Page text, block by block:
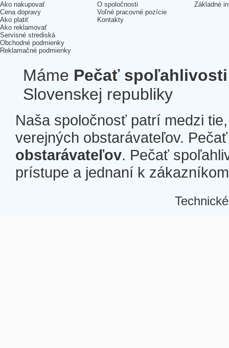
Ako nakupovať
Cena dopravy
Ako platiť
Ako reklamovať
Servisné strediská
Obchodné podmienky
Reklamačné podmienky
O spoločnosti
Voľné pracovné pozície
Kontakty
Základné
Máme Pečať spoľahlivosti
Slovenskej republiky
Naša spoločnosť patrí medzi
verejných obstarávateľov.
obstarávateľov. Pečať
prístupe a jednaní k